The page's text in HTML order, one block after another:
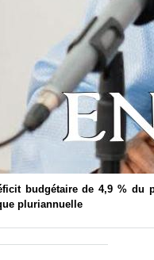
budgétaire de 4,9 %
pluriannuelle